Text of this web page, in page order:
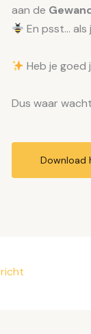
aan de
En psst… als
Heb je goed
Dus waar
Download